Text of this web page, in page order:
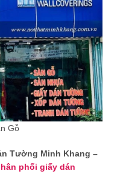
Gỗ
Tường Minh Khang –
phối giấy dán